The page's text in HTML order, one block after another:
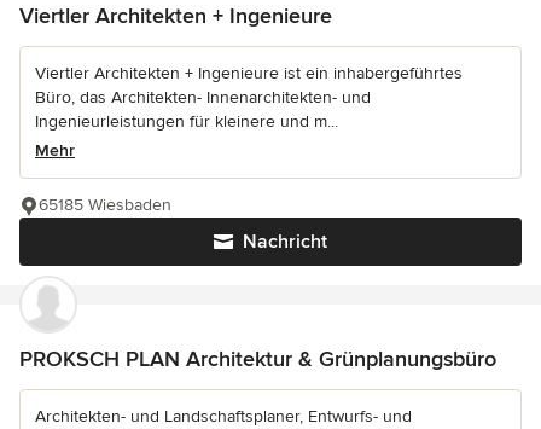
Viertler Architekten + Ingenieure
Viertler Architekten + Ingenieure ist ein inhabergeführtes
Büro, das Architekten- Innenarchitekten- und
Ingenieurleistungen für kleinere und m...
Mehr
Nachricht
65185 Wiesbaden
PROKSCH PLAN Architektur & Grünplanungsbüro
Architekten- und Landschaftsplaner, Entwurfs- und